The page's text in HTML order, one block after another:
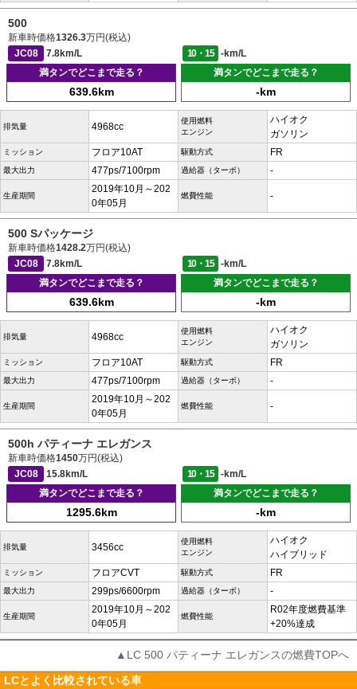
500
新車時価格1326.3万円(税込)
JC08
7.8km/L 10・15
-km/L
満タンでどこまで走る？
639.6km
満タンでどこまで走る？
-km
排気量 4968cc
使用燃料
エンジン
ハイオク
ガソリン
ミッション フロア10AT 駆動方式 FR
最大出力 477ps/7100rpm 過給器（ターボ） -
生産期間
2019年10月～202
0年05月
燃費性能 -
500 Sパッケージ
新車時価格1428.2万円(税込)
JC08
7.8km/L 10・15
-km/L
満タンでどこまで走る？
639.6km
満タンでどこまで走る？
-km
排気量 4968cc
使用燃料
エンジン
ハイオク
ガソリン
ミッション フロア10AT 駆動方式 FR
最大出力 477ps/7100rpm 過給器（ターボ） -
生産期間
2019年10月～202
0年05月
燃費性能 -
500h パティーナ エレガンス
新車時価格1450万円(税込)
JC08
15.8km/L 10・15
-km/L
満タンでどこまで走る？
1295.6km
満タンでどこまで走る？
-km
排気量 3456cc
使用燃料
エンジン
ハイオク
ハイブリッド
ミッション フロアCVT 駆動方式 FR
最大出力 299ps/6600rpm 過給器（ターボ） -
生産期間
2019年10月～202
0年05月
燃費性能
R02年度燃費基準
+20%達成
▲LC 500 パティーナ エレガンスの燃費TOPへ
LCとよく比較されている車